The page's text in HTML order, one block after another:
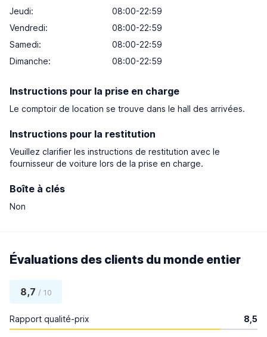
Jeudi:
08:00-22:59
Vendredi:
08:00-22:59
Samedi:
08:00-22:59
Dimanche: 08:00-22:59
Instructions pour la prise en charge
Le comptoir de location se trouve dans le hall des arrivées.
Instructions pour la restitution
Veuillez clarifier les instructions de restitution avec le
fournisseur de voiture lors de la prise en charge.
Boîte à clés
Non
Évaluations des clients du monde entier
8,7 / 10
Rapport qualité-prix 8,5